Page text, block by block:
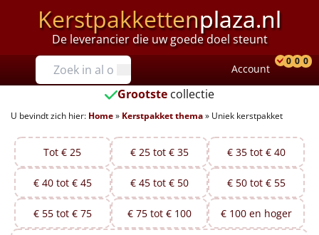
Kerstpakkettenplaza.nl
De leverancier die uw goede doel steunt
Prijzen
Tot €25
€25 tot €35
€35 tot €40
€40 tot €45
€45 tot €50
Account
0 0 0
Grootste collectie
U bevindt zich hier: Home» Kerstpakket thema» Uniek kerstpakket
Tot € 25 € 25 tot € 35 € 35 tot € 40
€ 40 tot € 45 € 45 tot € 50 € 50 tot € 55
€ 55 tot € 75 € 75 tot € 100 € 100 en hoger